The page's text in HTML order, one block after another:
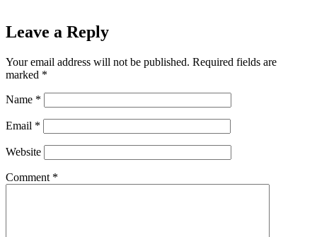
Leave a Reply
Your email address will not be published. Required fields are
marked *
Name *
Email *
Website
Comment *